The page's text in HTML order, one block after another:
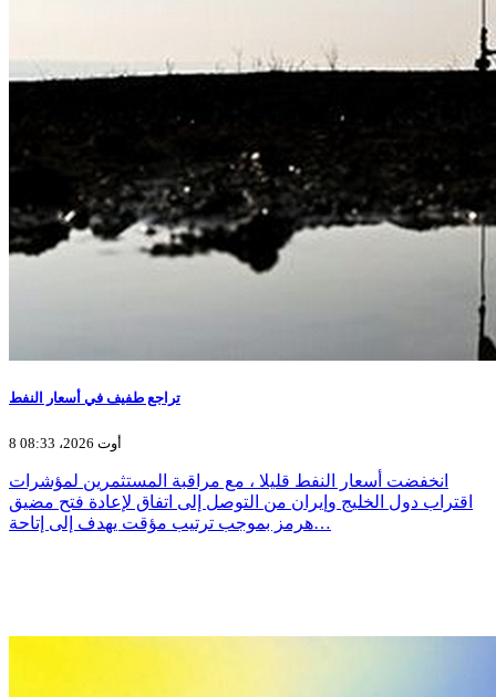
تراجع طفيف في أسعار النفط
8 أوت 2026، 08:33
انخفضت أسعار النفط قليلا ، مع مراقبة المستثمرين لمؤشرات
اقتراب دول الخليج وإيران من التوصل إلى اتفاق لإعادة فتح مضيق
هرمز بموجب ترتيب مؤقت يهدف إلى ​إتاحة…